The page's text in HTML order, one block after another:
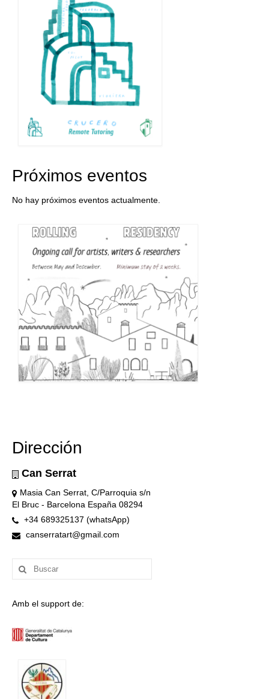
Próximos eventos
No hay próximos eventos actualmente.
Dirección
Can Serrat
Masia Can Serrat, C/Parroquia s/n
El Bruc - Barcelona España 08294
+34 689325137 (whatsApp)
canserratart@gmail.com
Buscar
por:
Amb el support de: